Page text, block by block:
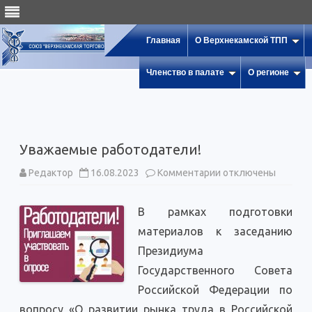
Главная О Верхнекамской ТПП
Членство в палате О регионе
Уважаемые работодатели!
Редактор 16.08.2023 Комментарии котключены
В рамках подготовки
материалов к заседанию
Президиума
Государственного Совета
Российской Федерации по
вопросу «О развитии рынка труда в Российской